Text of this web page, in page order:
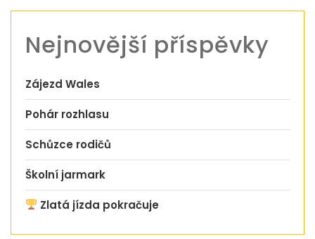
Nejnovější příspěvky
Zájezd Wales
Pohár rozhlasu
Schůzce rodičů
Školní jarmark
Zlatá jízda pokračuje